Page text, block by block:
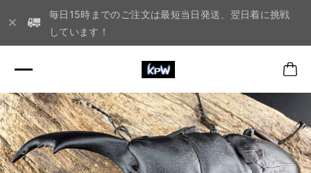
毎日15時までのご注文は最短当日発送、翌日着に挑戦
しています！